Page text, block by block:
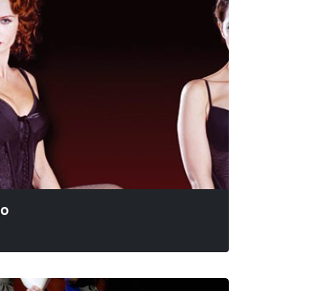
– Fosse